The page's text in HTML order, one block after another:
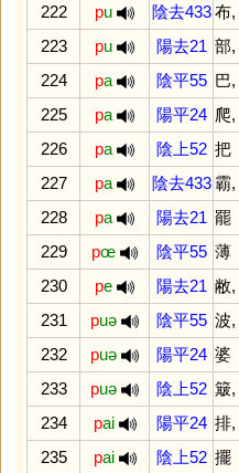
222
pu 陰去433 布,
223
pu 陽去21 部,
224
pa 陰平55 巴,
225
pa 陽平24 爬,
226
pa 陰上52 把
227
pa 陰去433 霸,
228
pa 陽去21 罷
229
pœ 陰平55 薄
230
pe 陽去21 敝,
231
puə 陰平55 波,
232
puə 陽平24 婆
233
puə 陰上52 簸,
234
pai 陽平24 排,
235
pai 陰上52 擺